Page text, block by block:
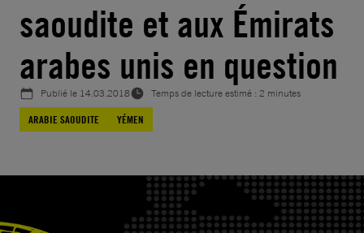
saoudite et aux Émirats
arabes unis en question
Publié le 14.03.2018
Temps de lecture estimé : 2 minutes
ARABIE SAOUDITE
YÉMEN